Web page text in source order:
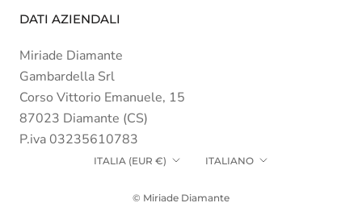
DATI AZIENDALI
Miriade Diamante
Gambardella Srl
Corso Vittorio Emanuele, 15
87023 Diamante (CS)
P.iva 03235610783
Paese/Area
ITALIA (EUR €) Lingua
ITALIANO
© Miriade Diamante